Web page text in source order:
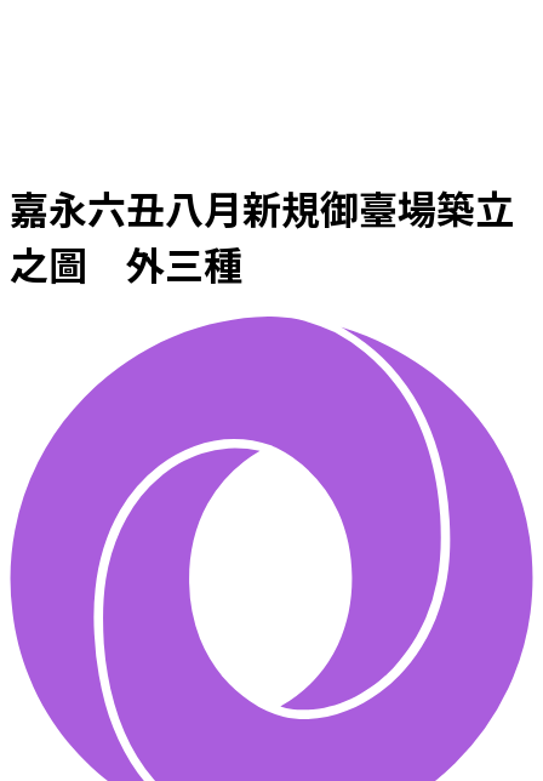
嘉永六丑八月新規御臺場築立
之圖 外三種